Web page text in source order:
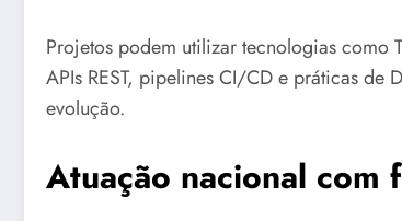
Projetos podem utilizar tecnologias como
APIs REST, pipelines CI/CD e práticas de
evolução.
Atuação nacional com